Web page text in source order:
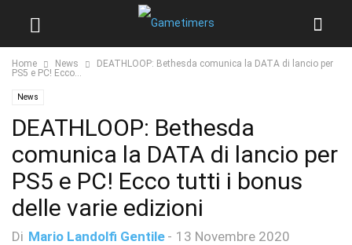
Home News
DEATHLOOP: Bethesda comunica la DATA di lancio per
PS5 e PC! Ecco...
News
DEATHLOOP: Bethesda
comunica la DATA di lancio per
PS5 e PC! Ecco tutti i bonus
delle varie edizioni
Di Mario Landolfi Gentile - 13 Novembre 2020